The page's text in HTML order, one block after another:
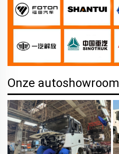
Onze autoshowroom